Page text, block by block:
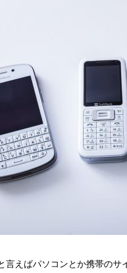
言えばパソコンとか携帯のサ